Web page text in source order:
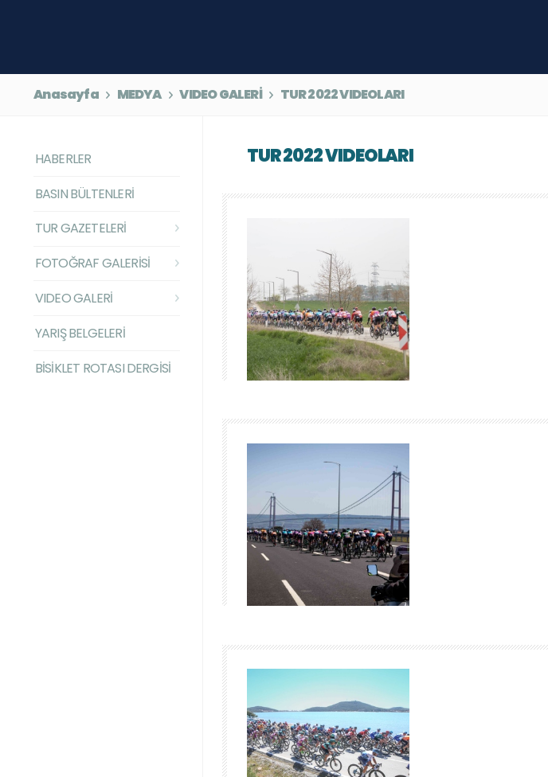
Anasayfa MEDYA VIDEO GALERİ TUR 2022 VIDEOLARI
HABERLER
BASIN BÜLTENLERİ
TUR GAZETELERİ
FOTOĞRAF GALERİSİ
VIDEO GALERİ
YARIŞ BELGELERİ
BİSİKLET ROTASI DERGİSİ
TUR 2022 VIDEOLARI